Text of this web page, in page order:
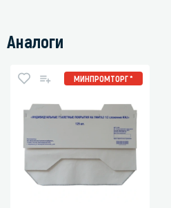
Аналоги
МИНПРОМТОРГ *